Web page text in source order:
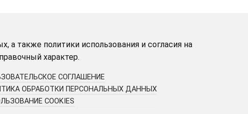
а также политики использования и согласия на
характер.
СОГЛАШЕНИЕ
ОБРАБОТКИ ПЕРСОНАЛЬНЫХ ДАННЫХ
COOKIES